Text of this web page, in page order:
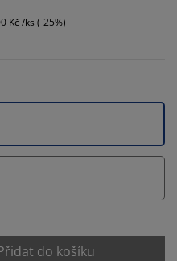
Kč /ks (-25%)
do košíku